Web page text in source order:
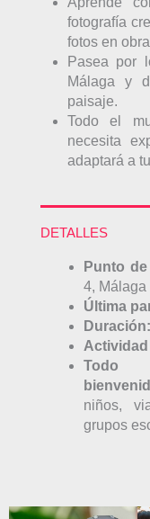
fotografía
fotos en
Pasea por
Málaga y
paisaje.
Todo el
necesita
adaptará a
DETALLES
Punto
4, Málaga
Última
Duración:
niños,
grupos